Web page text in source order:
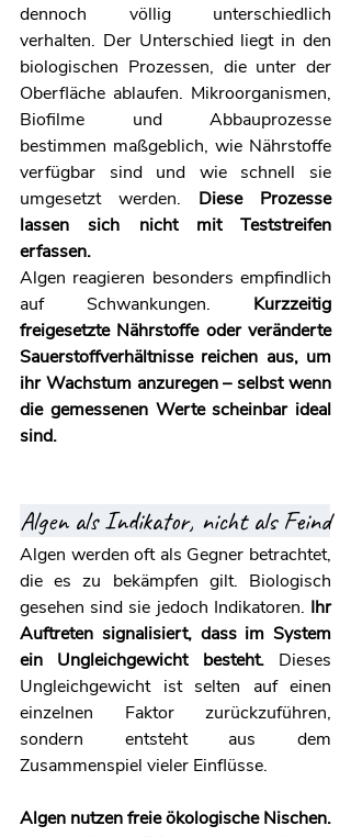
dennoch völlig unterschiedlich
verhalten. Der Unterschied liegt in den
biologischen Prozessen, die unter der
Oberfläche ablaufen. Mikroorganismen,
Biofilme und Abbauprozesse
bestimmen maßgeblich, wie Nährstoffe
verfügbar sind und wie schnell sie
umgesetzt werden. Diese Prozesse
lassen sich nicht mit Teststreifen
erfassen.
Algen reagieren besonders empfindlich
auf Schwankungen. Kurzzeitig
freigesetzte Nährstoffe oder veränderte
Sauerstoffverhältnisse reichen aus, um
ihr Wachstum anzuregen – selbst wenn
die gemessenen Werte scheinbar ideal
sind.
Algen als Indikator, nicht als Feind
Algen werden oft als Gegner betrachtet,
die es zu bekämpfen gilt. Biologisch
gesehen sind sie jedoch Indikatoren. Ihr
Auftreten signalisiert, dass im System
ein Ungleichgewicht besteht. Dieses
Ungleichgewicht ist selten auf einen
einzelnen Faktor zurückzuführen,
sondern entsteht aus dem
Zusammenspiel vieler Einflüsse.
Algen nutzen freie ökologische Nischen.